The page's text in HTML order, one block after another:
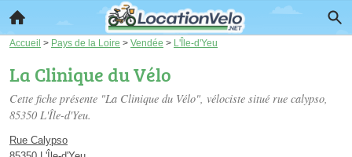
Accueil > Pays de la Loire > Vendée > L'Île-d'Yeu
La Clinique du Vélo
Cette fiche présente "La Clinique du Vélo", vélociste situé rue calypso,
85350 L'Île-d'Yeu.
Rue Calypso